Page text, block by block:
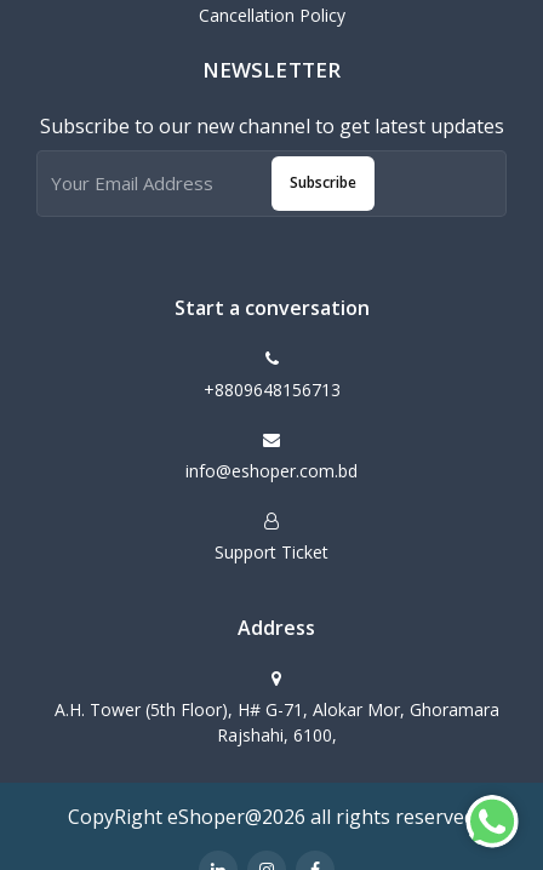
Cancellation Policy
NEWSLETTER
Subscribe to our new channel to get latest updates
Subscribe
Start a conversation
+8809648156713
info@eshoper.com.bd
Support Ticket
Address
A.H. Tower (5th Floor), H# G-71, Alokar Mor, Ghoramara
Rajshahi, 6100,
CopyRight eShoper@2026 all rights reserved